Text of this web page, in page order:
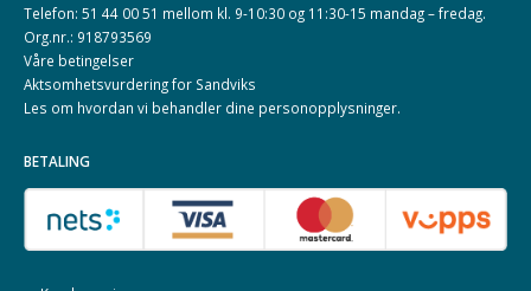
Telefon: 51 44 00 51 mellom kl. 9-10:30 og 11:30-15 mandag – fredag.
Org.nr.: 918793569
Våre betingelser
Aktsomhetsvurdering for Sandviks
Les om hvordan vi behandler dine personopplysninger.
BETALING